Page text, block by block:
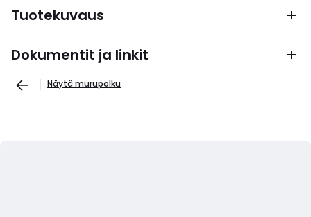
Tuotekuvaus
Dokumentit ja linkit
Näytä murupolku